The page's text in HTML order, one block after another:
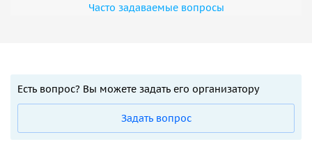
Часто задаваемые вопросы
Есть вопрос? Вы можете задать его организатору
Задать вопрос